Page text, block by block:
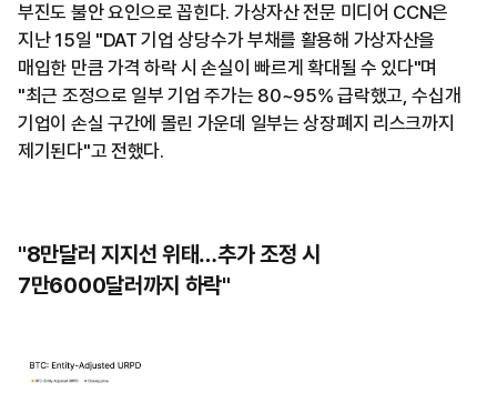
부진도 불안 요인으로 꼽힌다. 가상자산 전문 미디어 CCN은
지난 15일 "DAT 기업 상당수가 부채를 활용해 가상자산을
매입한 만큼 가격 하락 시 손실이 빠르게 확대될 수 있다"며
"최근 조정으로 일부 기업 주가는 80~95% 급락했고, 수십개
기업이 손실 구간에 몰린 가운데 일부는 상장폐지 리스크까지
제기된다"고 전했다.
"8만달러 지지선 위태…추가 조정 시
7만6000달러까지 하락"